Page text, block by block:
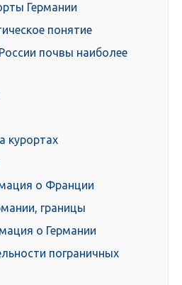
Германии
понятие
почвы наиболее
курортах
о Франции
границы
о Германии
пограничных